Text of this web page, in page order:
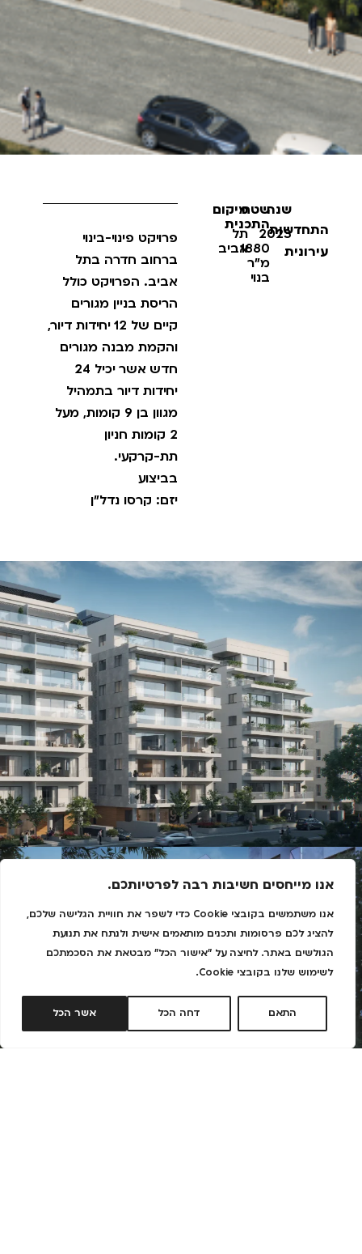
אנו מייחסים חשיבות רבה לפרטיותכם.
אנו משתמשים בקובצי Cookie כדי לשפר את חוויית הגלישה שלכם,
להציג לכם פרסומות ותכנים מותאמים אישית ולנתח את תנועת
הגולשים באתר. לחיצה על "אישור הכל" מבטאת את הסכמתכם
לשימוש שלנו בקובצי Cookie.
התאם דחה הכל אשר הכל
התחדשות
עירונית
שנה
2023
שטח
התכנית
1880
מ"ר
בנוי
מיקום
תל
אביב
פרויקט פינוי-בינוי
ברחוב חדרה בתל
אביב. הפרויקט כולל
הריסת בניין מגורים
קיים של 12 יחידות דיור,
והקמת מבנה מגורים
חדש אשר יכיל 24
יחידות דיור בתמהיל
מגוון בן 9 קומות, מעל
2 קומות חניון
תת-קרקעי.
בביצוע
יזם: קרסו נדל"ן